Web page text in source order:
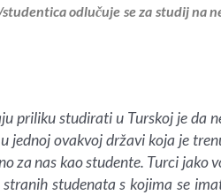
odlučuje se za studij na
priliku studirati u Turskoj je da
jednoj ovakvoj državi koja je
za nas kao studente. Turci jako
studenata s kojima se